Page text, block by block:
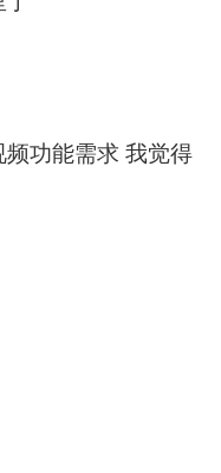
功能需求 我觉得